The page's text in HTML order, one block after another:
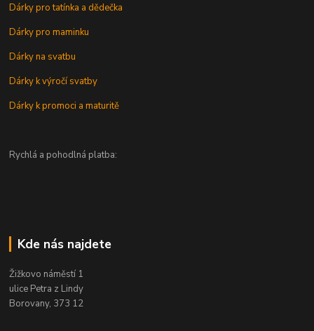
Dárky pro tatínka a dědečka
Dárky pro maminku
Dárky na svatbu
Dárky k výročí svatby
Dárky k promoci a maturitě
Rychlá a pohodlná platba:
Kde nás najdete
Žižkovo náměstí 1
ulice Petra z Lindy
Borovany, 373 12